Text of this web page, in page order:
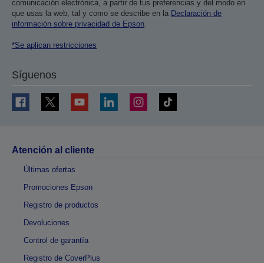
comunicación electrónica, a partir de tus preferencias y del modo en
que usas la web, tal y como se describe en la Declaración de
información sobre privacidad de Epson.
*Se aplican restricciones
Síguenos
Atención al cliente
Últimas ofertas
Promociones Epson
Registro de productos
Devoluciones
Control de garantía
Registro de CoverPlus